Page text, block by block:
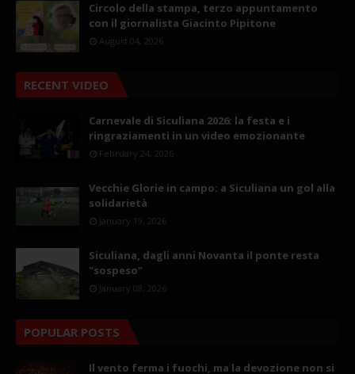
Circolo della stampa, terzo appuntamento
con il giornalista Giacinto Pipitone
August 04, 2026
RECENT VIDEO
Carnevale di Siculiana 2026: la festa e i
ringraziamenti in un video emozionante
February 24, 2026
Vecchie Glorie in campo: a Siculiana un gol alla
solidarietà
January 19, 2026
Siculiana, dagli anni Novanta il ponte resta
"sospeso"
January 08, 2026
POPULAR POSTS
Il vento ferma i fuochi, ma la devozione non si